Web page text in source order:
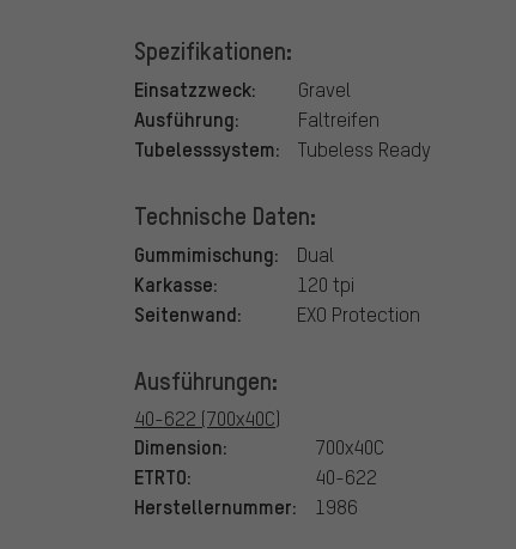
Spezifikationen:
Einsatzzweck: Gravel
Ausführung: Faltreifen
Tubelesssystem: Tubeless Ready
Technische Daten:
Gummimischung: Dual
Karkasse: 120 tpi
Seitenwand: EXO Protection
Ausführungen:
40-622 (700x40C)
Dimension: 700x40C
ETRTO: 40-622
Herstellernummer: 1986